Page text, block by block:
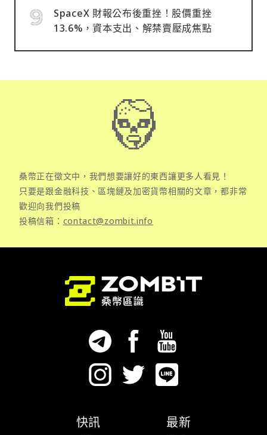
SpaceX 財報公布後重挫！股價重挫
13.6%，資本支出、解禁賣壓成焦點
桑幣正在徵文中，我們想要讓好的東西讓更多人看見！
只要是跟金融科技、區塊鏈及加密貨幣相關的文章，都非常
歡迎向我們投稿
投稿信箱： contact@zombit.info
快訊
最新